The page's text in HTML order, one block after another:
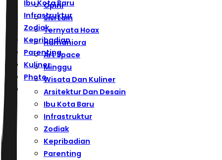
Ibu Kota Baru
Infrastruktur
Zodiak
Kepribadian
Parenting
Kuliner
Photo
Opini
Sisi Lain
Ternyata Hoax
Humaniora
Art Space
Minggu
Wisata Dan Kuliner
Arsitektur Dan Desain
Ibu Kota Baru
Infrastruktur
Zodiak
Kepribadian
Parenting